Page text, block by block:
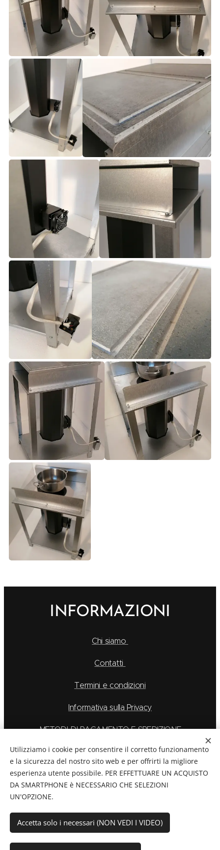
INFORMAZIONI
Chi siamo
Contatti
Termini e condizioni
Informativa sulla Privacy
METODI DI PAGAMENTO E SPEDIZIONE
La Feu S.r.l. via Caduti Delle Alpi Apuane 6, Borgo San
Dalmazzo CN, Telefono: 0171/265569
Utilizziamo i cookie per consentire il corretto funzionamento
e la sicurezza del nostro sito web e per offrirti la migliore
esperienza utente possibile. PER EFFETTUARE UN ACQUISTO
DA SMARTPHONE è NECESSARIO CHE SELEZIONI
UN'OPZIONE.
Accetta solo i necessari (NON VEDI I VIDEO)